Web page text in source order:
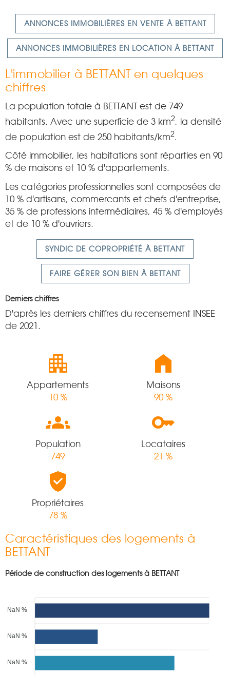
ANNONCES IMMOBILIÈRES EN VENTE À BETTANT
ANNONCES IMMOBILIÈRES EN LOCATION À BETTANT
L'immobilier à BETTANT en quelques
chiffres
La population totale à BETTANT est de 749
habitants. Avec une superficie de 3 km2, la densité
de population est de 250 habitants/km2.
Côté immobilier, les habitations sont réparties en 90
% de maisons et 10 % d'appartements.
Les catégories professionnelles sont composées de
10 % d'artisans, commercants et chefs d'entreprise,
35 % de professions intermédiaires, 45 % d'employés
et de 10 % d'ouvriers.
SYNDIC DE COPROPRIÉTÉ À BETTANT
FAIRE GÉRER SON BIEN À BETTANT
Derniers chiffres
D'après les derniers chiffres du recensement INSEE
de 2021.
Appartements
10 %
Maisons
90 %
Population
749
Locataires
21 %
Propriétaires
78 %
Caractéristiques des logements à
BETTANT
Période de construction des logements à BETTANT
NaN %
NaN %
NaN %